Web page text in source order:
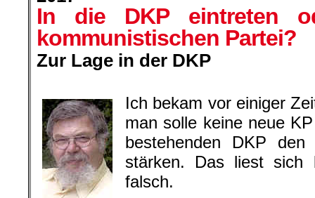
In die DKP eintreten
kommunistischen Partei?
Zur Lage in der DKP
Ich bekam vor einiger
man solle keine neue
bestehenden DKP den
stärken. Das liest sich
falsch.